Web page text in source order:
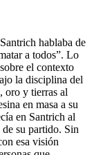
hablaba de
a todos”. Lo
el contexto
la disciplina del
oro y tierras al
en masa a su
en Santrich al
su partido. Sin
esa visión